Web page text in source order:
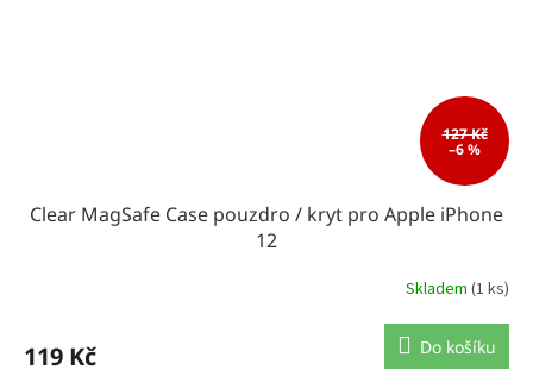
127 Kč
–6 %
Clear MagSafe Case pouzdro / kryt pro Apple iPhone
12
Skladem (1 ks)
119 Kč Do košíku